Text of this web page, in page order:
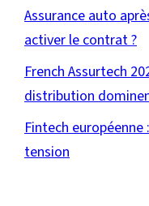
Assurance auto
activer le contrat ?
French Assurtech
distribution
Fintech
tension